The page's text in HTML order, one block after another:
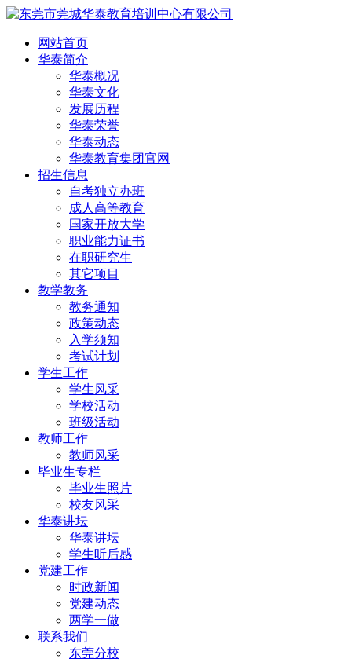
网站首页
华泰简介
华泰概况
华泰文化
发展历程
华泰荣誉
华泰动态
华泰教育集团官网
招生信息
自考独立办班
成人高等教育
国家开放大学
职业能力证书
在职研究生
其它项目
教学教务
教务通知
政策动态
入学须知
考试计划
学生工作
学生风采
学校活动
班级活动
教师工作
教师风采
毕业生专栏
毕业生照片
校友风采
华泰讲坛
华泰讲坛
学生听后感
党建工作
时政新闻
党建动态
两学一做
联系我们
东莞分校